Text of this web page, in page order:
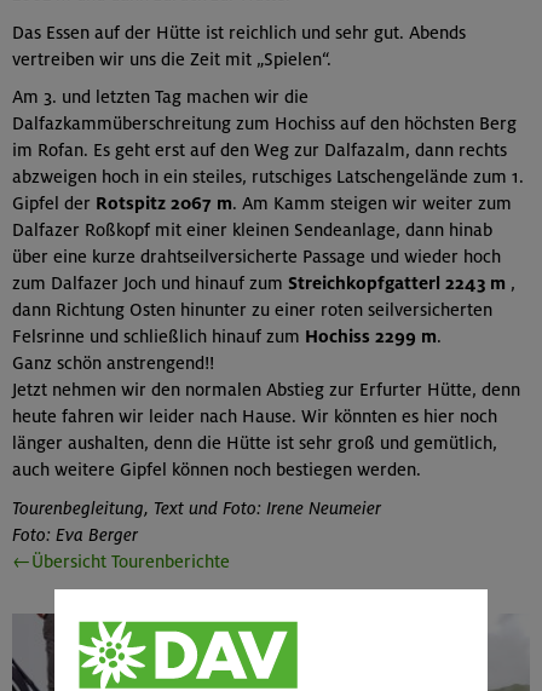
Das Essen auf der Hütte ist reichlich und sehr gut. Abends
vertreiben wir uns die Zeit mit „Spielen“.
Am 3. und letzten Tag machen wir die
Dalfazkammüberschreitung zum Hochiss auf den höchsten Berg
im Rofan. Es geht erst auf den Weg zur Dalfazalm, dann rechts
abzweigen hoch in ein steiles, rutschiges Latschengelände zum 1.
Gipfel der Rotspitz 2067 m. Am Kamm steigen wir weiter zum
Dalfazer Roßkopf mit einer kleinen Sendeanlage, dann hinab
über eine kurze drahtseilversicherte Passage und wieder hoch
zum Dalfazer Joch und hinauf zum Streichkopfgatterl 2243 m ,
dann Richtung Osten hinunter zu einer roten seilversicherten
Felsrinne und schließlich hinauf zum Hochiss 2299 m.
Ganz schön anstrengend!!
Jetzt nehmen wir den normalen Abstieg zur Erfurter Hütte, denn
heute fahren wir leider nach Hause. Wir könnten es hier noch
länger aushalten, denn die Hütte ist sehr groß und gemütlich,
auch weitere Gipfel können noch bestiegen werden.
Tourenbegleitung, Text und Foto: Irene Neumeier
Foto: Eva Berger
←Übersicht Tourenberichte